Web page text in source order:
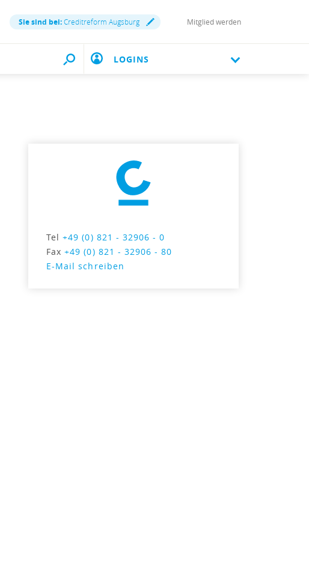
Sie sind bei:Creditreform Augsburg Mitglied werden
LOGINS
Tel+49 (0) 821 - 32906 - 0
Fax+49 (0) 821 - 32906 - 80
E-Mail schreiben